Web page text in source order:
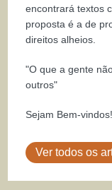
encontrará textos
proposta é a de
direitos alheios.
"O que a gente
outros"
Sejam Bem-vindos!
Ver todos os